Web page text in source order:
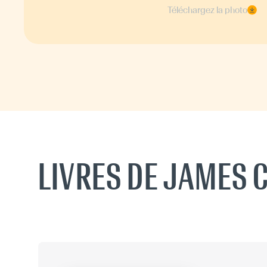
Téléchargez la photo
LIVRES DE JAMES